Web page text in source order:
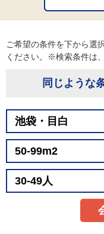
ご希望の条件を下から選
ください。※検索条件は
同じような